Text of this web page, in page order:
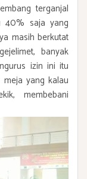
terganjal
40% saja yang
masih berkutat
banyak
izin ini itu
yang kalau
membebani